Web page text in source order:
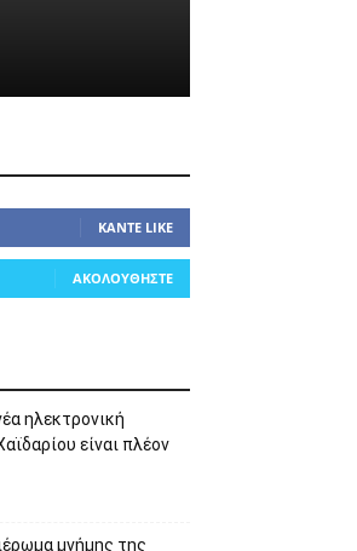
ΚΆΝΤΕ LIKE
ΑΚΟΛΟΥΘΉΣΤΕ
ηλεκτρονική
είναι πλέον
μνήμης της